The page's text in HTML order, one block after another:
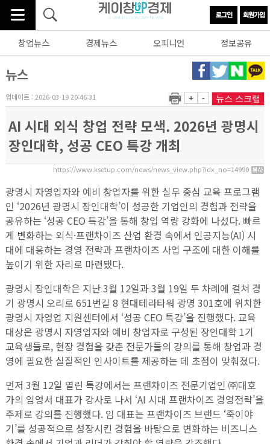
창업뉴스 경제뉴스 오피니언 정보공유
뉴스
업데이트 : 2026-03-19 20:46:31 + - 뉴스 스크랩
AI 시대 외식 창업 전략 모색. 2026년 광명시
장인대학, 성공 CEO 특강 개최
https://www.ksetup.com/news/news_view.php?idx_no=14990
광명시 자영업자와 예비 창업자를 위한 실무 중심 교육 프로그램
인 ‘2026년 광명시 장인대학’이 성공한 기업인의 경험과 전략을
공유하는 ‘성공 CEO 특강’을 통해 창업 역량 강화에 나섰다. 빠르
게 변화하는 외식·프랜차이즈 산업 환경 속에서 인공지능(AI) 시
대에 대응하는 경영 전략과 프랜차이즈 사업 구조에 대한 이해를
높이기 위한 자리로 마련됐다.
광명시 장인대학은 지난 3월 12일과 3월 19일 두 차례에 걸쳐 경
기 광명시 오리로 651번길 8 현대테라타워 광명 301호에 위치한
광명시 자영업 지원센터에서 ‘성공 CEO 특강’을 진행했다. 교육
대상은 광명시 자영업자와 예비 창업자로 구성된 장인대학 1기
교육생들로, 현장 경험을 갖춘 전문가들의 강의를 통해 창업과 경
영에 필요한 실질적인 인사이트를 제공하는 데 초점이 맞춰졌다.
먼저 3월 12일 열린 특강에서는 프랜차이즈 전문기업인 ㈜대호
가의 임영서 대표가 강사로 나서 ‘AI 시대 프랜차이즈 경영전략’을
주제로 강의를 진행했다. 임 대표는 프랜차이즈 브랜드 ‘죽이야
기’를 성공적으로 성장시킨 경험을 바탕으로 변화하는 비즈니스